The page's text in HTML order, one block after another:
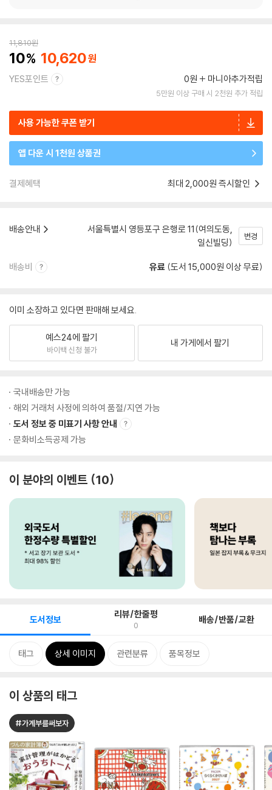
11,810원
10 10,620
YES포인트 0원 마니아추가적립
5만원 이상 구매 시 2천원 추가 적립
사용 가능한 쿠폰 받기
앱 다운 시 1천원 상품권
결제혜택 최대 2,000원 즉시할인
배송안내
서울특별시 영등포구 은행로 11(여의도동,
일신빌딩)
변경
배송비 유료 (도서 15,000원 이상 무료)
이미 소장하고 있다면 판매해 보세요.
예스24에 팔기
바이백 신청 불가
내 가게에서 팔기
국내배송만 가능
해외 거래처 사정에 의하여 품절/지연 가능
도서 정보 중 미표기 사항 안내
문화비소득공제 가능
이 분야의 이벤트 10
도서정보 리뷰/한줄평
0 배송/반품/교환
태그 상세 이미지 관련분류 품목정보
이 상품의 태그
#가계부를써보자